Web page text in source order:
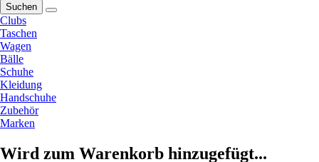
Suchen
Clubs
Taschen
Wagen
Bälle
Schuhe
Kleidung
Handschuhe
Zubehör
Marken
Wird zum Warenkorb hinzugefügt...